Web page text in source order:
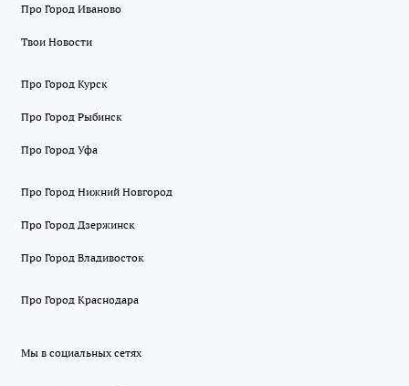
Про Город Иваново
Твои Новости
Про Город Курск
Про Город Рыбинск
Про Город Уфа
Про Город Нижний Новгород
Про Город Дзержинск
Про Город Владивосток
Про Город Краснодара
Мы в социальных сетях